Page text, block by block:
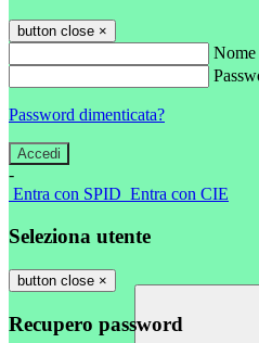
button close ×
Nome
Password dimenticata?
-
Entra con SPID Entra con CIE
Seleziona utente
button close ×
Recupero password